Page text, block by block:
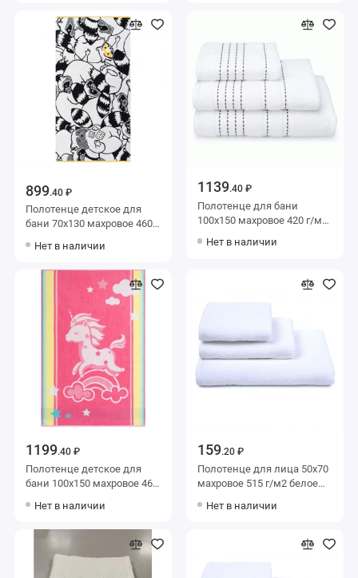
899.40 ₽
Полотенце детское для
бани 70х130 махровое 460
Донецкая мануфактура
Raccoons
Нет в наличии
1139.40 ₽
Полотенце для бани
100х150 махровое 420 г/м2
мануфактура Morning dew
Нет в наличии
1199.40 ₽
Полотенце детское для
бани 100х150 махровое 460
Донецкая мануфактура
Нет в наличии
159.20 ₽
Полотенце для лица 50х70
махровое 515 г/м2 белое
мануфактура Deluxe
Нет в наличии